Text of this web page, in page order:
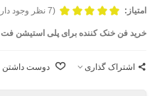
امتیاز: (7 نظر وجود دارد)
خرید فن خنک کننده برای پلی استیشن فت
اشتراک گذاری دوست داشتن